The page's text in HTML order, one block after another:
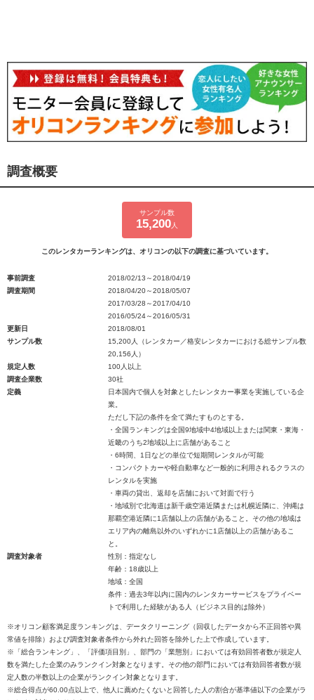
調査概要
サンプル数
15,200 人
このレンタカーランキングは、オリコンの以下の調査に基づいています。
事前調査
2018/02/13～2018/04/19
調査期間
2018/04/20～2018/05/07
2017/03/28～2017/04/10
2016/05/24～2016/05/31
更新日
2018/08/01
サンプル数
15,200人（レンタカー／格安レンタカーにおける総サンプル数
20,156人）
規定人数
100人以上
調査企業数
30社
定義
日本国内で個人を対象としたレンタカー事業を実施している企
業。
ただし下記の条件を全て満たすものとする。
・全国ランキングは全国9地域中4地域以上または関東・東海・
近畿のうち2地域以上に店舗があること
・6時間、1日などの単位で短期間レンタルが可能
・コンパクトカーや軽自動車など一般的に利用されるクラスの
レンタルを実施
・車両の貸出、返却を店舗において対面で行う
・地域別で北海道は新千歳空港近隣または札幌近隣に、沖縄は
那覇空港近隣に1店舗以上の店舗があること。その他の地域は
エリア内の離島以外のいずれかに1店舗以上の店舗があるこ
と。
調査対象者
性別：指定なし
年齢：18歳以上
地域：全国
条件：過去3年以内に国内のレンタカーサービスをプライベー
トで利用した経験がある人（ビジネス目的は除外）
※オリコン顧客満足度ランキングは、データクリーニング（回収したデータから不正回答や異
常値を排除）および調査対象者条件から外れた回答を除外した上で作成しています。
※「総合ランキング」、「評価項目別」、部門の「業態別」においては有効回答者数が規定人
数を満たした企業のみランクイン対象となります。その他の部門においては有効回答者数が規
定人数の半数以上の企業がランクイン対象となります。
※総合得点が60.00点以上で、他人に薦めたくないと回答した人の割合が基準値以下の企業がラ